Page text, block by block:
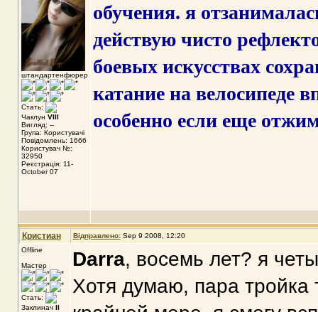
штандартенфюрер
Стать:
Чаклун VIII
Вигляд: --
Група: Користувачі
Повідомлень: 1666
Користувач №:
32950
Реєстрація: 11-
October 07
обучения. я
действую чисто
боевых искусствах
катание на велосипеде
особенно если еще
Кристиан Відправлено: Sep 9 2008, 12:20
Offline
Мастер
Стать:
Заклинач II
Darra, восемь лет? я
Хотя думаю, пара тройка